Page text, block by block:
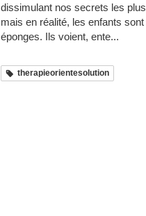
dissimulant nos secrets les
mais en réalité, les enfants
éponges. Ils voient, ente...
therapieorientesolution